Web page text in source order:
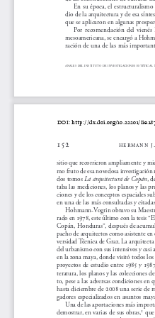
ANALES DEL INSTITUTO DE INVESTIGACIONES ESTÉTICAS,
En su época, el
dio de la arquitectura y de esa
que se aplicaron en algunas
Por  recomendación  del
mesoamericana, se encargó a
ración de una de las más
152 hermann
sitio que recorrieron ampliamente y
mo fruto de esa novedosa investigación
dos tomos La arquitectura de Copán,
taba las mediciones, los planos y las
ciones y de los conceptos espaciales
en una de las más consultadas y
Hohmann-Vogrin obtuvo su
rado en 1978, este último con la tesis
Copán, Honduras”, después de
pacho de arquitectos como asistente
versidad Técnica de Graz. La
del urbanismo con sus intensivos y casi
en la zona maya, donde visitó todos
proyectos de estudio entre 1985 y
teratura, los planos y las colecciones
to, pese a las adversas condiciones en
hasta diciembre de 2008 una serie de
gadores especializados en asuntos
Una de las aportaciones más
demostrar, en varias de sus obras,1
DOI: http://dx.doi.org/10.22201/